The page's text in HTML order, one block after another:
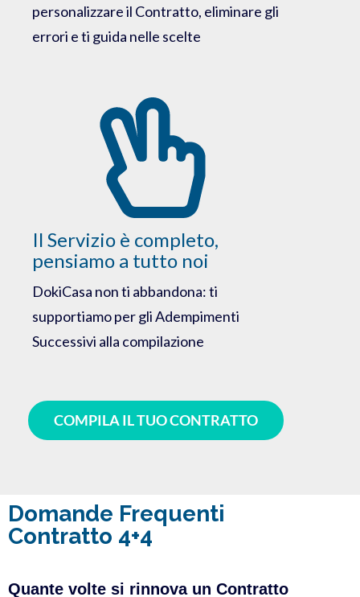
personalizzare il Contratto, eliminare gli
errori e ti guida nelle scelte
Il Servizio è completo,
pensiamo a tutto noi
DokiCasa non ti abbandona: ti
supportiamo per gli Adempimenti
Successivi alla compilazione
COMPILA IL TUO CONTRATTO
Domande Frequenti
Contratto 4+4
Quante volte si rinnova un Contratto